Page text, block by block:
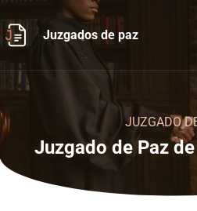
al
contenido
Juzgados de paz
JUZGADO
Juzgado de Paz